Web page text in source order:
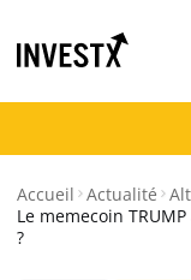
Accueil Actualité
Le memecoin
?